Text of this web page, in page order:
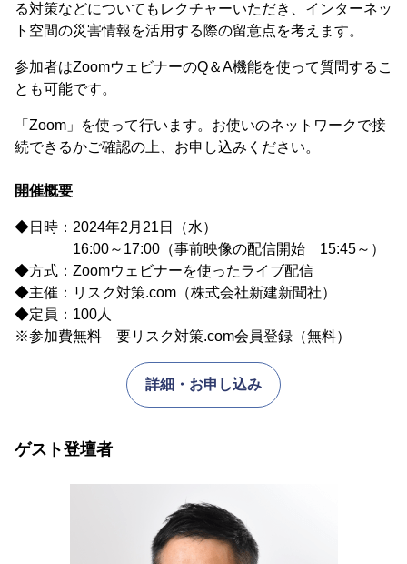
る対策などについてもレクチャーいただき、インターネッ
ト空間の災害情報を活用する際の留意点を考えます。
参加者はZoomウェビナーのQ＆A機能を使って質問するこ
とも可能です。
「Zoom」を使って行います。お使いのネットワークで接
続できるかご確認の上、お申し込みください。
開催概要
◆日時：2024年2月21日（水）
16:00～17:00（事前映像の配信開始 15:45～）
◆方式：Zoomウェビナーを使ったライブ配信
◆主催：リスク対策.com（株式会社新建新聞社）
◆定員：100人
※参加費無料 要リスク対策.com会員登録（無料）
詳細・お申し込み
ゲスト登壇者